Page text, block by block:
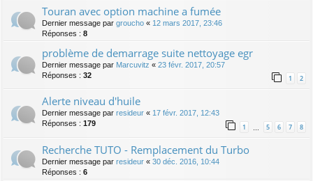
Touran avec option machine a fumée
Dernier message par groucho « 12 mars 2017, 23:46
Réponses : 8
problème de demarrage suite nettoyage egr
Dernier message par Marcuvitz « 23 févr. 2017, 20:57
Réponses : 32 1 2
Alerte niveau d'huile
Dernier message par resideur « 17 févr. 2017, 12:43
Réponses : 179 1 5 6 7 8
Recherche TUTO - Remplacement du Turbo
Dernier message par resideur « 30 déc. 2016, 10:44
Réponses : 6